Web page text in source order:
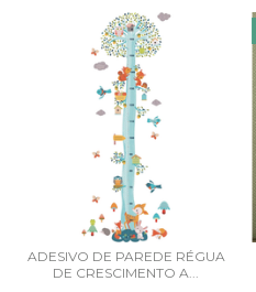
ADESIVO DE PAREDE RÉGUA
DE CRESCIMENTO A...